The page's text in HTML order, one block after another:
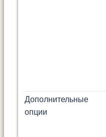
Дополнительные
опции